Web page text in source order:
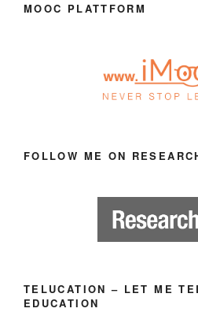
MOOC PLATTFORM
FOLLOW ME ON
TELUCATION – LET ME
EDUCATION